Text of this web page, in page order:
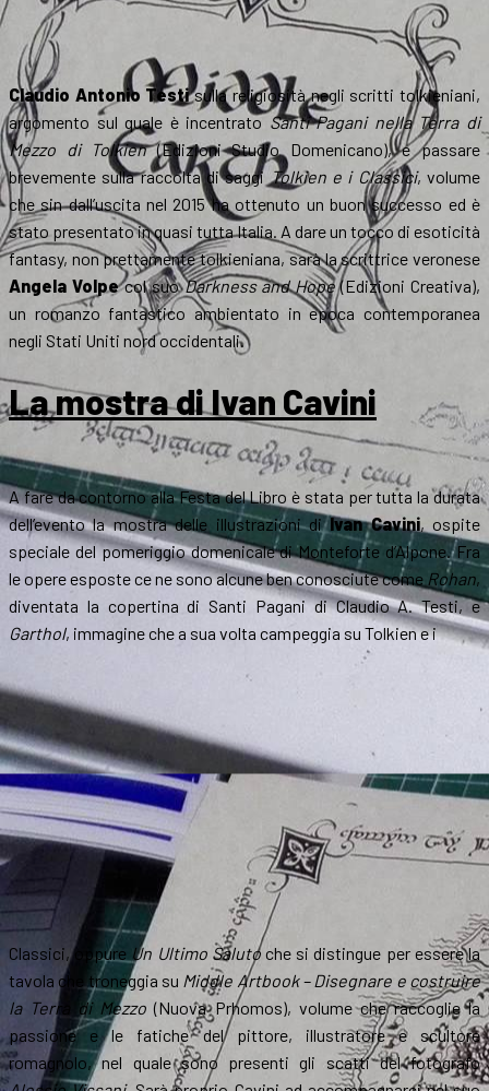
Claudio Antonio Testisulla religiosità negli scritti tolkieniani,
argomento sul quale è incentrato Santi Pagani nella Terra di
Mezzo di Tolkien(Edizioni Studio Domenicano), e passare
brevemente sulla raccolta di saggi Tolkien e i Classici, volume
che sin dall’uscita nel 2015 ha ottenuto un buon successo ed è
stato presentato in quasi tutta Italia. A dare un tocco di esoticità
fantasy, non prettamente tolkieniana, sarà la scrittrice veronese
Angela Volpecol suoDarkness and Hope(Edizioni Creativa),
un romanzo fantastico ambientato in epoca contemporanea
negli Stati Uniti nord occidentali.
La mostra di Ivan Cavini
A fare da contorno alla Festa del Libro è stata per tutta la durata
dell’evento la mostra delle illustrazioni diIvan Cavini, ospite
speciale del pomeriggio domenicale di Monteforte d’Alpone. Fra
le opere esposte ce ne sono alcune ben conosciute come Rohan,
diventata la copertina di Santi Pagani di Claudio A. Testi, e
Garthol, immagine che a sua volta campeggia su Tolkien e i
Classici, oppure Un Ultimo Salutoche si distingue per essere la
tavola che troneggia su Middle Artbook – Disegnare e costruire
la Terra di Mezzo (Nuova Prhomos), volume che raccoglie la
passione e le fatiche del pittore, illustratore e scultore
romagnolo, nel quale sono presenti gli scatti del fotografo